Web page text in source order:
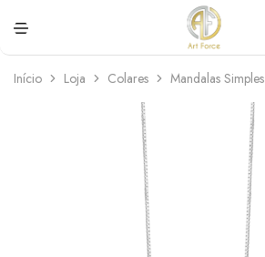
Force
personalizadas
Início Loja Colares Mandalas Simples